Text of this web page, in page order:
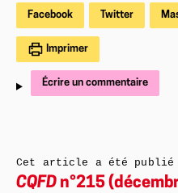
Facebook Twitter
Imprimer
Écrire un commentaire
Cet article a été publié
CQFD n°215